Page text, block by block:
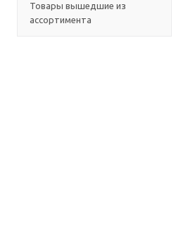
Товары вышедшие из
ассортимента